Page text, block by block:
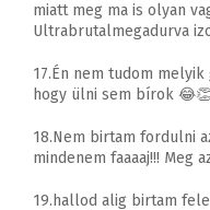
miatt meg ma is olyan
Ultrabrutalmegadurva
17.Én nem tudom
hogy ülni sem bírok
18.Nem birtam fordulni
mindenem faaaaj!!! Meg
19.hallod alig birtam